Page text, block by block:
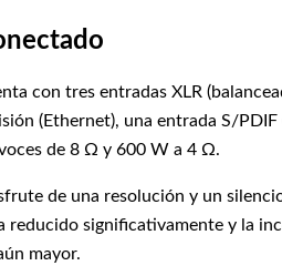
con tres entradas XLR
(Ethernet), una entrada S/
de 8 Ω y 600 W a 4 Ω.
de una resolución y un
reducido significativamente y la
mayor.